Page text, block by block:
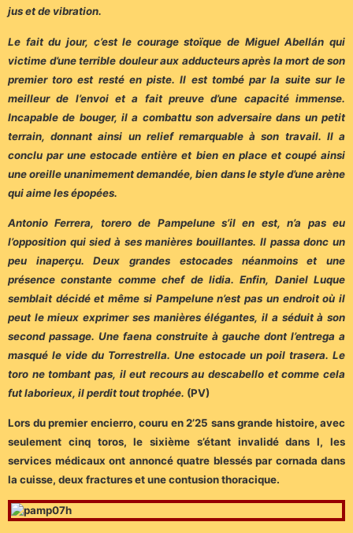
jus et de vibration.
Le fait du jour, c’est le courage stoïque de Miguel Abellán qui
victime d’une terrible douleur aux adducteurs après la mort de son
premier toro est resté en piste. Il est tombé par la suite sur le
meilleur de l’envoi et a fait preuve d’une capacité immense.
Incapable de bouger, il a combattu son adversaire dans un petit
terrain, donnant ainsi un relief remarquable à son travail. Il a
conclu par une estocade entière et bien en place et coupé ainsi
une oreille unanimement demandée, bien dans le style d’une arène
qui aime les épopées.
Antonio Ferrera, torero de Pampelune s’il en est, n’a pas eu
l’opposition qui sied à ses manières bouillantes. Il passa donc un
peu inaperçu. Deux grandes estocades néanmoins et une
présence constante comme chef de lidia. Enfin, Daniel Luque
semblait décidé et même si Pampelune n’est pas un endroit où il
peut le mieux exprimer ses manières élégantes, il a séduit à son
second passage. Une faena construite à gauche dont l’entrega a
masqué le vide du Torrestrella. Une estocade un poil trasera. Le
toro ne tombant pas, il eut recours au descabello et comme cela
fut laborieux, il perdit tout trophée. (PV)
Lors du premier encierro, couru en 2’25 sans grande histoire, avec
seulement cinq toros, le sixième s’étant invalidé dans l, les
services médicaux ont annoncé quatre blessés par cornada dans
la cuisse, deux fractures et une contusion thoracique.